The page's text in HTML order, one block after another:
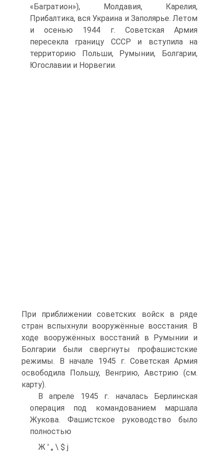
«Багратион»), Молдавия, Карелия,
Прибалтика, вся Украина и Заполярье. Летом
и осенью 1944 г. Советская Армия
пересекла границу СССР и вступила на
территорию Польши, Румынии, Болгарии,
Югославии и Норвегии.
При приближении советских войск в ряде
стран вспыхнули вооружённые восстания. В
ходе вооружённых восстаний в Румынии и
Болгарии были свергнуты профашистские
режимы. В начале 1945 г. Советская Армия
освободила Польшу, Венгрию, Австрию (см.
карту).
В апреле 1945 г. началась Берлинская
операция под командованием маршала
Жукова. Фашистское руководство было
полностью
Ж ' „ \ $ j